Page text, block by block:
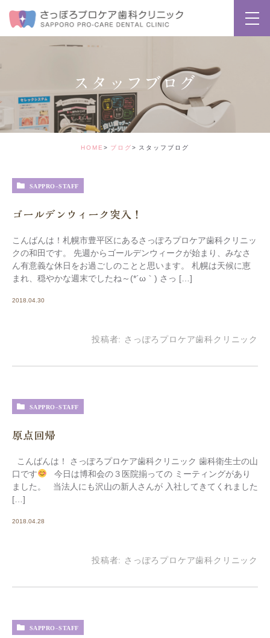
スタッフブログ
HOME ブログ スタッフブログ
SAPPRO-STAFF
ゴールデンウィーク突入！
こんばんは！札幌市豊平区にあるさっぽろプロケア歯科クリニッ
クの和田です。 先週からゴールデンウィークが始まり、みなさ
ん有意義な休日をお過ごしのことと思います。 札幌は天候に恵
まれ、穏やかな週末でしたね～(*´ω｀) さっ […]
2018.04.30
投稿者: さっぽろプロケア歯科クリニック
SAPPRO-STAFF
原点回帰
こんばんは！ さっぽろプロケア歯科クリニック 歯科衛生士の山
口です
今日は博和会の３医院揃っての ミーティングがあり
ました。 当法人にも沢山の新人さんが 入社してきてくれました
[…]
2018.04.28
投稿者: さっぽろプロケア歯科クリニック
SAPPRO-STAFF